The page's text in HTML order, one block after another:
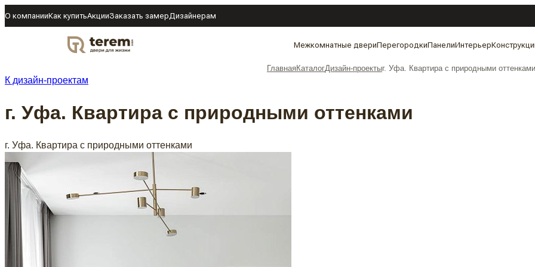
О компанииКак купитьАкцииЗаказать замер Дизайнерам
DOOR Межкомнатные двериПерегородкиПанелиИнтерьер
ГлавнаяКаталогДизайн-проектыг. Уфа. Квартира с природными оттенками
К дизайн-проектам
г. Уфа. Квартира с природными оттенками
г. Уфа. Квартира с природными оттенками